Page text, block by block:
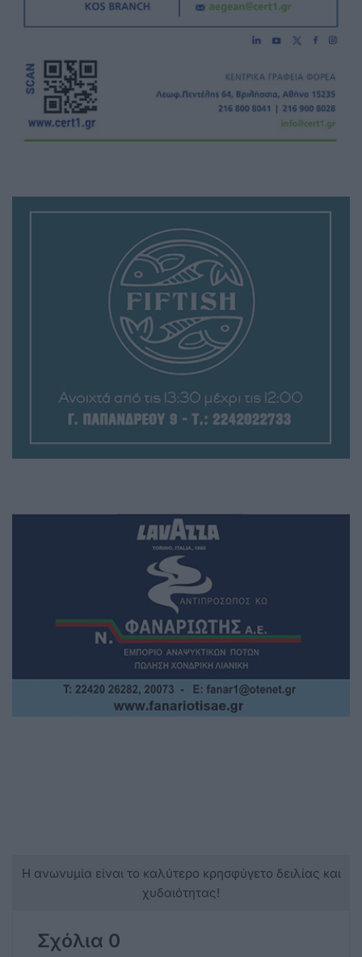
Η ανωνυμία είναι το καλύτερο κρησφύγετο δειλίας και
χυδαιότητας!
Σχόλια 0